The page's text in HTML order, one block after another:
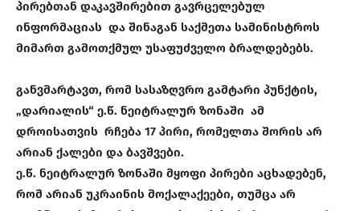
პირებთან დაკავშირებით გავრცელებულ
ინფორმაციას და შინაგან საქმეთა სამინისტროს
მიმართ გამოთქმულ უსაფუძველო ბრალდებებს.
განვმარტავთ, რომ სასაზღვრო გამტარი პუნქტის,
„დარიალის“ ე.წ. ნეიტრალურ ზონაში ამ
დროისათვის რჩება 17 პირი, რომელთა შორის არ
არიან ქალები და ბავშვები.
ე.წ. ნეიტრალურ ზონაში მყოფი პირები აცხადებენ,
რომ არიან უკრაინის მოქალაქეები, თუმცა არ